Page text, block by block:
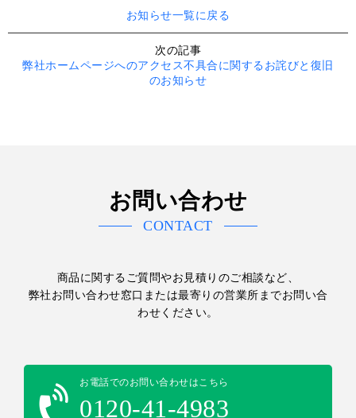
お知らせ一覧に戻る
次の記事
弊社ホームページへのアクセス不具合に関するお詫びと復旧
のお知らせ
お問い合わせ
CONTACT
商品に関するご質問やお見積りのご相談など、
弊社お問い合わせ窓口または最寄りの営業所までお問い合
わせください。
お電話でのお問い合わせはこちら
0120-41-4983